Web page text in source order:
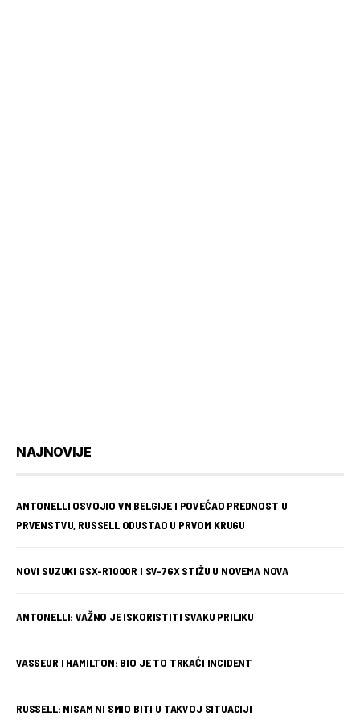
NAJNOVIJE
ANTONELLI OSVOJIO VN BELGIJE I POVEĆAO PREDNOST U
PRVENSTVU, RUSSELL ODUSTAO U PRVOM KRUGU
NOVI SUZUKI GSX-R1000R I SV-7GX STIŽU U NOVEMA NOVA
ANTONELLI: VAŽNO JE ISKORISTITI SVAKU PRILIKU
VASSEUR I HAMILTON: BIO JE TO TRKAĆI INCIDENT
RUSSELL: NISAM NI SMIO BITI U TAKVOJ SITUACIJI